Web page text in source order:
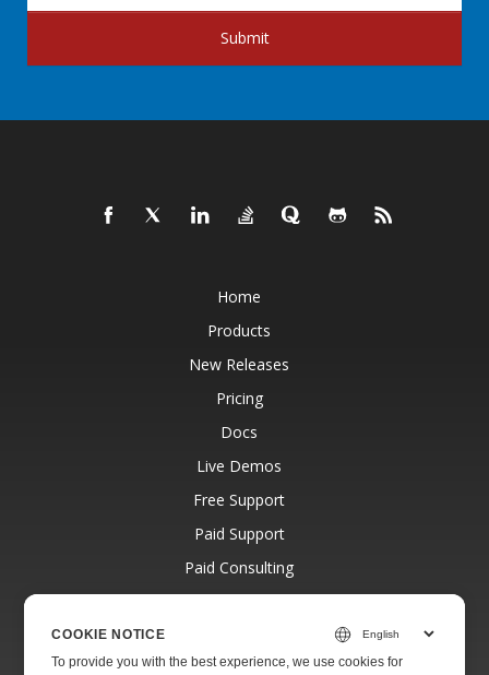
Submit
Home
Products
New Releases
Pricing
Docs
Live Demos
Free Support
Paid Support
Paid Consulting
Blog
About
COOKIE NOTICE
To provide you with the best experience, we use cookies for